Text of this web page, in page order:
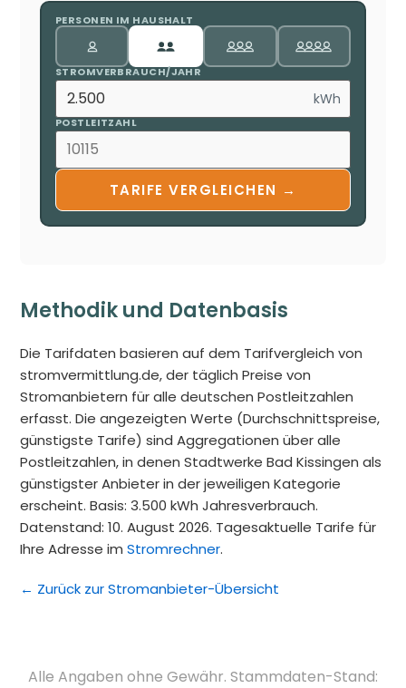
PERSONEN IM HAUSHALT
STROMVERBRAUCH/JAHR
kWh
POSTLEITZAHL
TARIFE VERGLEICHEN →
Methodik und Datenbasis
Die Tarifdaten basieren auf dem Tarifvergleich von
stromvermittlung.de, der täglich Preise von
Stromanbietern für alle deutschen Postleitzahlen
erfasst. Die angezeigten Werte (Durchschnittspreise,
günstigste Tarife) sind Aggregationen über alle
Postleitzahlen, in denen Stadtwerke Bad Kissingen als
günstigster Anbieter in der jeweiligen Kategorie
erscheint. Basis: 3.500 kWh Jahresverbrauch.
Datenstand: 10. August 2026. Tagesaktuelle Tarife für
Ihre Adresse imStromrechner.
← Zurück zur Stromanbieter-Übersicht
Alle Angaben ohne Gewähr. Stammdaten-Stand: